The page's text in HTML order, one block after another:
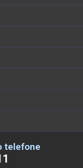
telefone